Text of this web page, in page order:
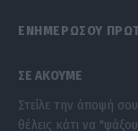
ΕΝΗΜΕΡΩΣΟΥ
ΣΕ ΑΚΟΥΜΕ
Στείλε την άποψή
θέλεις κάτι να